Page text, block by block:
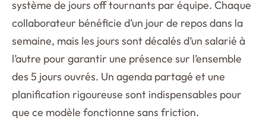
système de jours off tournants par équipe. Chaque
collaborateur bénéficie d’un jour de repos dans la
semaine, mais les jours sont décalés d’un salarié à
l’autre pour garantir une présence sur l’ensemble
des 5 jours ouvrés. Un agenda partagé et une
planification rigoureuse sont indispensables pour
que ce modèle fonctionne sans friction.